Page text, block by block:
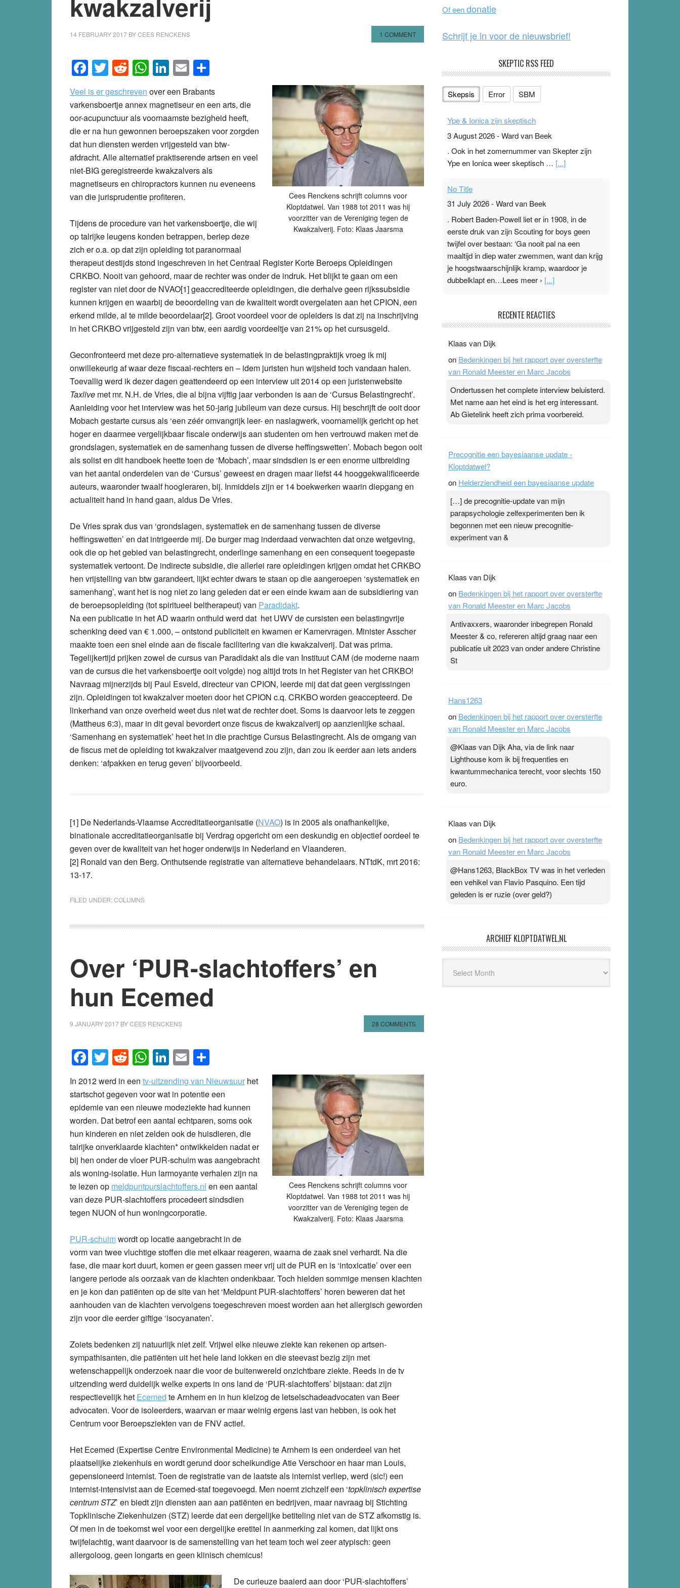
14 FEBRUARY 2017 BYCEES RENCKENS 1 COMMENT
Facebook
Twitter
Reddit
WhatsApp
LinkedIn
Email
Cees Renckens schrijft columns voor
Kloptdatwel. Van 1988 tot 2011 was hij
voorzitter van de Vereniging tegen de
Kwakzalverij. Foto: Klaas Jaarsma
Veel is er geschreven over een Brabants
varkensboertje annex magnetiseur en een arts, die
oor-acupunctuur als voornaamste bezigheid heeft,
die er na hun gewonnen beroepszaken voor zorgden
dat hun diensten werden vrijgesteld van btw-
afdracht. Alle alternatief praktiserende artsen en veel
niet-BIG geregistreerde kwakzalvers als
magnetiseurs en chiropractors kunnen nu eveneens
van die jurisprudentie profiteren.
Tijdens de procedure van het varkensboertje, die wij
op talrijke leugens konden betrappen, beriep deze
zich er o.a. op dat zijn opleiding tot paranormaal
therapeut destijds stond ingeschreven in het Centraal Register Korte Beroeps Opleidingen
CRKBO. Nooit van gehoord, maar de rechter was onder de indruk. Het blijkt te gaan om een
register van niet door de NVAO[1] geaccrediteerde opleidingen, die derhalve geen rijkssubsidie
kunnen krijgen en waarbij de beoordeling van de kwaliteit wordt overgelaten aan het CPION, een
erkend milde, al te milde beoordelaar[2]. Groot voordeel voor de opleiders is dat zij na inschrijving
in het CRKBO vrijgesteld zijn van btw, een aardig voordeeltje van 21% op het cursusgeld.
Geconfronteerd met deze pro-alternatieve systematiek in de belastingpraktijk vroeg ik mij
onwillekeurig af waar deze fiscaal-rechters en – idem juristen hun wijsheid toch vandaan halen.
Toevallig werd ik dezer dagen geattendeerd op een interview uit 2014 op een juristenwebsite
Taxlive met mr. N.H. de Vries, die al bijna vijftig jaar verbonden is aan de ‘Cursus Belastingrecht’.
Aanleiding voor het interview was het 50-jarig jubileum van deze cursus. Hij beschrijft de ooit door
Mobach gestarte cursus als ‘een zéér omvangrijk leer- en naslagwerk, voornamelijk gericht op het
hoger en daarmee vergelijkbaar fiscale onderwijs aan studenten om hen vertrouwd maken met de
grondslagen, systematiek en de samenhang tussen de diverse heffingswetten’. Mobach begon ooit
als solist en dit handboek heette toen de ‘Mobach’, maar sindsdien is er een enorme uitbreiding
van het aantal onderdelen van de ‘Cursus’ geweest en dragen maar liefst 44 hooggekwalificeerde
auteurs, waaronder twaalf hoogleraren, bij. Inmiddels zijn er 14 boekwerken waarin diepgang en
actualiteit hand in hand gaan, aldus De Vries.
De Vries sprak dus van ‘grondslagen, systematiek en de samenhang tussen de diverse
heffingswetten’ en dat intrigeerde mij. De burger mag inderdaad verwachten dat onze wetgeving,
ook die op het gebied van belastingrecht, onderlinge samenhang en een consequent toegepaste
systematiek vertoont. De indirecte subsidie, die allerlei rare opleidingen krijgen omdat het CRKBO
hen vrijstelling van btw garandeert, lijkt echter dwars te staan op die aangeroepen ‘systematiek en
samenhang’, want het is nog niet zo lang geleden dat er een einde kwam aan de subsidiering van
de beroepsopleiding (tot spiritueel beltherapeut) van Paradidakt.
Na een publicatie in het AD waarin onthuld werd dat het UWV de cursisten een belastingvrije
schenking deed van € 1.000, – ontstond publiciteit en kwamen er Kamervragen. Minister Asscher
maakte toen een snel einde aan de fiscale facilitering van die kwakzalverij. Dat was prima.
Tegelijkertijd prijken zowel de cursus van Paradidakt als die van Instituut CAM (de moderne naam
van de cursus die het varkensboertje ooit volgde) nog altijd trots in het Register van het CRKBO!
Navraag mijnerzijds bij Paul Esveld, directeur van CPION, leerde mij dat dat geen vergissingen
zijn. Opleidingen tot kwakzalver moeten door het CPION c.q. CRKBO worden geaccepteerd. De
linkerhand van onze overheid weet dus niet wat de rechter doet. Soms is daarvoor iets te zeggen
(Mattheus 6:3), maar in dit geval bevordert onze fiscus de kwakzalverij op aanzienlijke schaal.
‘Samenhang en systematiek’ heet het in die prachtige Cursus Belastingrecht. Als de omgang van
de fiscus met de opleiding tot kwakzalver maatgevend zou zijn, dan zou ik eerder aan iets anders
denken: ‘afpakken en terug geven’ bijvoorbeeld.
[1] De Nederlands-Vlaamse Accreditatieorganisatie (NVAO) is in 2005 als onafhankelijke,
binationale accreditatieorganisatie bij Verdrag opgericht om een deskundig en objectief oordeel te
geven over de kwaliteit van het hoger onderwijs in Nederland en Vlaanderen.
[2] Ronald van den Berg. Onthutsende registratie van alternatieve behandelaars. NTtdK, mrt 2016:
13-17.
FILED UNDER:COLUMNS
Over ‘PUR-slachtoffers’ en
hun Ecemed
9 JANUARY 2017 BYCEES RENCKENS 28 COMMENTS
Facebook
Twitter
Reddit
WhatsApp
LinkedIn
Email
Cees Renckens schrijft columns voor
Kloptdatwel. Van 1988 tot 2011 was hij
voorzitter van de Vereniging tegen de
Kwakzalverij. Foto: Klaas Jaarsma
In 2012 werd in een tv-uitzending van Nieuwsuur het
startschot gegeven voor wat in potentie een
epidemie van een nieuwe modeziekte had kunnen
worden. Dat betrof een aantal echtparen, soms ook
hun kinderen en niet zelden ook de huisdieren, die
talrijke onverklaarde klachten* ontwikkelden nadat er
bij hen onder de vloer PUR-schuim was aangebracht
als woning-isolatie. Hun larmoyante verhalen zijn na
te lezen op meldpuntpurslachtoffers.nl en een aantal
van deze PUR-slachtoffers procedeert sindsdien
tegen NUON of hun woningcorporatie.
PUR-schuimwordt op locatie aangebracht in de
vorm van twee vluchtige stoffen die met elkaar reageren, waarna de zaak snel verhardt. Na die
fase, die maar kort duurt, komen er geen gassen meer vrij uit de PUR en is ‘intoxicatie’ over een
langere periode als oorzaak van de klachten ondenkbaar. Toch hielden sommige mensen klachten
en je kon dan patiënten op de site van het ‘Meldpunt PUR-slachtoffers’ horen beweren dat het
aanhouden van de klachten vervolgens toegeschreven moest worden aan het allergisch geworden
zijn voor die eerder giftige ‘isocyanaten’.
Zoiets bedenken zij natuurlijk niet zelf. Vrijwel elke nieuwe ziekte kan rekenen op artsen-
sympathisanten, die patiënten uit het hele land lokken en die steevast bezig zijn met
wetenschappelijk onderzoek naar die voor de buitenwereld onzichtbare ziekte. Reeds in de tv
uitzending werd duidelijk welke experts in ons land de ‘PUR-slachtoffers’ bijstaan: dat zijn
respectievelijk het Ecemed te Arnhem en in hun kielzog de letselschadeadvocaten van Beer
advocaten. Voor de isoleerders, waarvan er maar weinig ergens last van hebben, is ook het
Centrum voor Beroepsziekten van de FNV actief.
Het Ecemed (Expertise Centre Environmental Medicine) te Arnhem is een onderdeel van het
plaatselijke ziekenhuis en wordt gerund door scheikundige Atie Verschoor en haar man Louis,
gepensioneerd internist. Toen de registratie van de laatste als internist verliep, werd (sic!) een
internist-intensivist aan de Ecemed-staf toegevoegd. Men noemt zichzelf een ‘topklinisch expertise
centrum STZ’ en biedt zijn diensten aan aan patiënten en bedrijven, maar navraag bij Stichting
Topklinische Ziekenhuizen (STZ) leerde dat een dergelijke betiteling niet van de STZ afkomstig is.
Of men in de toekomst wel voor een dergelijke eretitel in aanmerking zal komen, dat lijkt ons
twijfelachtig, want daarvoor is de samenstelling van het team toch wel zeer atypisch: geen
allergoloog, geen longarts en geen klinisch chemicus!
De curieuze baaierd aan door ‘PUR-slachtoffers’
k
Of eendonatie
Schrijf je in voor de nieuwsbrief!
SKEPTIC RSS FEED
Skepsis Error SBM
Ype & Ionica zijn skeptisch
3 August 2026-Ward van Beek
. Ook in het zomernummer van Skepter zijn
Ype en Ionica weer skeptisch … [...]
No Title
31 July 2026-Ward van Beek
. Robert Baden-Powell liet er in 1908, in de
eerste druk van zijn Scouting for boys geen
twijfel over bestaan: ‘Ga nooit pal na een
maaltijd in diep water zwemmen, want dan krijg
je hoogstwaarschijnlijk kramp, waardoor je
dubbelklapt en…Lees meer › [...]
Ward van Beek
topsporters. Ze hopen ermee hun hartslag te
verlagen terwijl ze meer zuurstof opnemen.
Daarop heeft zo’n pleister geen effect. Maar het
zijn. Door…Lees meer Pleisterplakkers in de
topspsort › [...]
RECENTE REACTIES
Klaas van Dijk
on Bedenkingen bij het rapport over oversterfte
van Ronald Meester en Marc Jacobs
Ondertussen het complete interview beluisterd.
Met name aan het eind is het erg interessant.
Ab Gietelink heeft zich prima voorbereid.
Precognitie een bayesiaanse update -
Kloptdatwel?
on Helderziendheid een bayesiaanse update
[…] de precognitie-update van mijn
parapsychologie zelfexperimenten ben ik
begonnen met een nieuw precognitie-
experiment van &
Klaas van Dijk
on Bedenkingen bij het rapport over oversterfte
van Ronald Meester en Marc Jacobs
Antivaxxers, waaronder inbegrepen Ronald
Meester & co, refereren altijd graag naar een
publicatie uit 2023 van onder andere Christine
St
Hans1263
on Bedenkingen bij het rapport over oversterfte
van Ronald Meester en Marc Jacobs
@Klaas van Dijk Aha, via de link naar
Lighthouse kom ik bij frequenties en
kwantummechanica terecht, voor slechts 150
euro.
Klaas van Dijk
on Bedenkingen bij het rapport over oversterfte
van Ronald Meester en Marc Jacobs
@Hans1263, BlackBox TV was in het verleden
een vehikel van Flavio Pasquino. Een tijd
geleden is er ruzie (over geld?)
ARCHIEF KLOPTDATWEL.NL
Kloptdatwel.nl